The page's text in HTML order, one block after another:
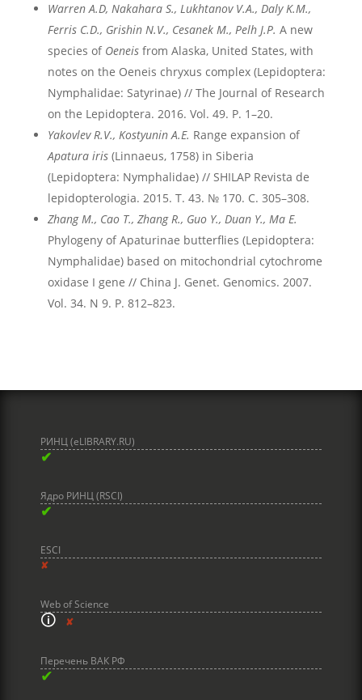
Warren A.D, Nakahara S., Lukhtanov V.A., Daly K.M.,
Ferris C.D., Grishin N.V., Cesanek M., Pelh J.P. A new
species of Oeneisfrom Alaska, United States, with
notes on the Oeneis chryxus complex (Lepidoptera:
Nymphalidae: Satyrinae) // The Journal of Research
on the Lepidoptera. 2016. Vol. 49. P. 1–20.
Yakovlev R.V., Kostyunin A.E. Range expansion of
Apatura iris(Linnaeus, 1758) in Siberia
(Lepidoptera: Nymphalidae) // SHILAP Revista de
lepidopterologia. 2015. Т. 43. № 170. С. 305–308.
Zhang M., Cao T., Zhang R., Guo Y., Duan Y., Ma E.
Phylogeny of Apaturinae butterflies (Lepidoptera:
Nymphalidae) based on mitochondrial cytochrome
oxidase I gene // China J. Genet. Genomics. 2007.
Vol. 34. N 9. P. 812–823.
РИНЦ (eLIBRARY.RU)
✔
Ядро РИНЦ (RSCI)
✔
ESCI
✘
Web of Science
🛈✘
Перечень ВАК РФ
✔